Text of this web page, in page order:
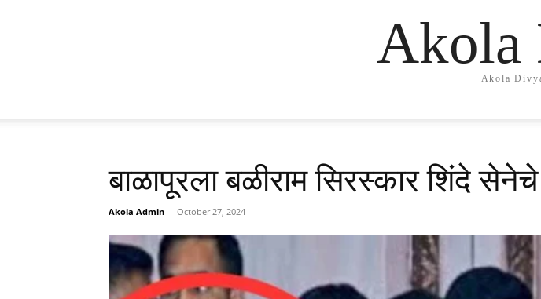
Akola
Akola
बाळापूरला बळीराम सिरस्कार शिंदे
Akola Admin - October 27, 2024